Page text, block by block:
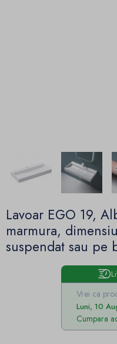
Lavoar EGO 19,
marmura,
suspendat sau pe
Vrei ca
Luni, 10
Cumpara